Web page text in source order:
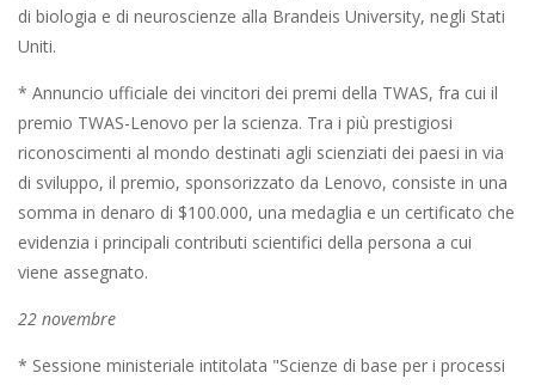
di biologia e di neuroscienze alla Brandeis University, negli Stati
Uniti.
* Annuncio ufficiale dei vincitori dei premi della TWAS, fra cui il
premio TWAS-Lenovo per la scienza. Tra i più prestigiosi
riconoscimenti al mondo destinati agli scienziati dei paesi in via
di sviluppo, il premio, sponsorizzato da Lenovo, consiste in una
somma in denaro di $100.000, una medaglia e un certificato che
evidenzia i principali contributi scientifici della persona a cui
viene assegnato.
22 novembre
* Sessione ministeriale intitolata "Scienze di base per i processi